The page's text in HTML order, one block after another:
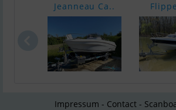
Jeanneau Ca..
Impressum - Contact -